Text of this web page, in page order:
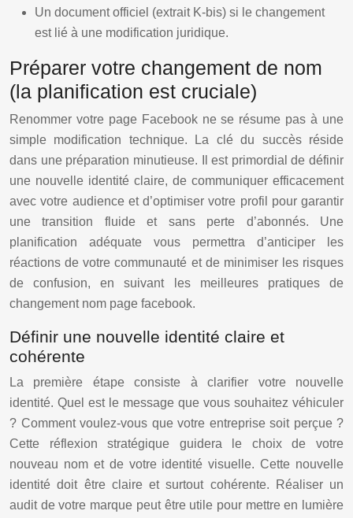
Un document officiel (extrait K-bis) si le changement
est lié à une modification juridique.
Préparer votre changement de nom
(la planification est cruciale)
Renommer votre page Facebook ne se résume pas à une
simple modification technique. La clé du succès réside
dans une préparation minutieuse. Il est primordial de définir
une nouvelle identité claire, de communiquer efficacement
avec votre audience et d’optimiser votre profil pour garantir
une transition fluide et sans perte d’abonnés. Une
planification adéquate vous permettra d’anticiper les
réactions de votre communauté et de minimiser les risques
de confusion, en suivant les meilleures pratiques de
changement nom page facebook.
Définir une nouvelle identité claire et
cohérente
La première étape consiste à clarifier votre nouvelle
identité. Quel est le message que vous souhaitez véhiculer
? Comment voulez-vous que votre entreprise soit perçue ?
Cette réflexion stratégique guidera le choix de votre
nouveau nom et de votre identité visuelle. Cette nouvelle
identité doit être claire et surtout cohérente. Réaliser un
audit de votre marque peut être utile pour mettre en lumière